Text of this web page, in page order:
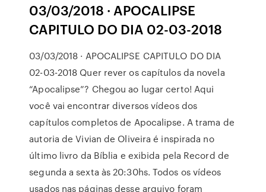
03/03/2018 · APOCALIPSE
CAPITULO DO DIA 02-03-2018
03/03/2018 · APOCALIPSE CAPITULO DO DIA
02-03-2018 Quer rever os capítulos da novela
“Apocalipse”? Chegou ao lugar certo! Aqui
você vai encontrar diversos vídeos dos
capítulos completos de Apocalipse. A trama de
autoria de Vivian de Oliveira é inspirada no
último livro da Bíblia e exibida pela Record de
segunda a sexta às 20:30hs. Todos os vídeos
usados nas páginas desse arquivo foram